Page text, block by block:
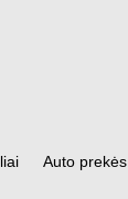
Auto prekės